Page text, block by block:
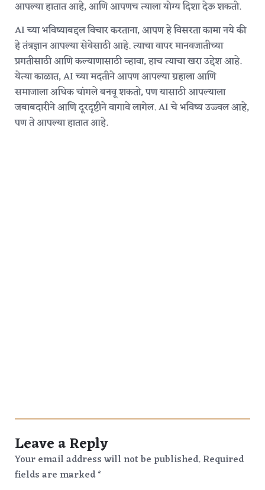
आपल्या हातात आहे, आणि आपणच त्याला योग्य दिशा देऊ शकतो.
AI च्या भविष्याबद्दल विचार करताना, आपण हे विसरता कामा नये की
हे तंत्रज्ञान आपल्या सेवेसाठी आहे. त्याचा वापर मानवजातीच्या
प्रगतीसाठी आणि कल्याणासाठी व्हावा, हाच त्याचा खरा उद्देश आहे.
येत्या काळात, AI च्या मदतीने आपण आपल्या ग्रहाला आणि
समाजाला अधिक चांगले बनवू शकतो, पण यासाठी आपल्याला
जबाबदारीने आणि दूरदृष्टीने वागावे लागेल. AI चे भविष्य उज्ज्वल आहे,
पण ते आपल्या हातात आहे.
Leave a Reply
Your email address will not be published.Required
fields are marked*